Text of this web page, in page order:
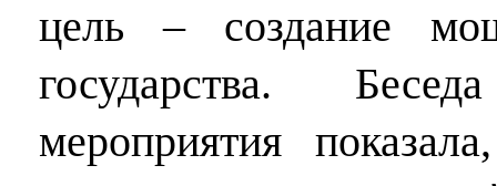
цель – создание
государства.
мероприятия